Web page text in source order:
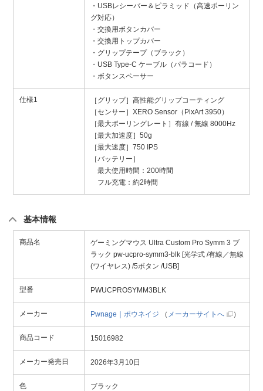
・USBレシーバー＆ピラミッド（高速ポーリン
グ対応）
・交換用ボタンカバー
・交換用トップカバー
・グリップテープ（ブラック）
・USB Type-C ケーブル（パラコード）
・ボタンスペーサー
仕様1
［グリップ］高性能グリップコーティング
［センサー］XERO Sensor（PixArt 3950）
［最大ポーリングレート］有線 / 無線 8000Hz
［最大加速度］50g
［最大速度］750 IPS
［バッテリー］
最大使用時間：200時間
フル充電：約2時間
基本情報
商品名
ゲーミングマウス Ultra Custom Pro Symm 3 ブ
ラック pw-ucpro-symm3-blk [光学式 /有線／無線
(ワイヤレス) /5ボタン /USB]
型番 PWUCPROSYMM3BLK
メーカー Pwnage｜ポウネイジ （ メーカーサイトへ ）
商品コード 15016982
メーカー発売日 2026年3月10日
色 ブラック